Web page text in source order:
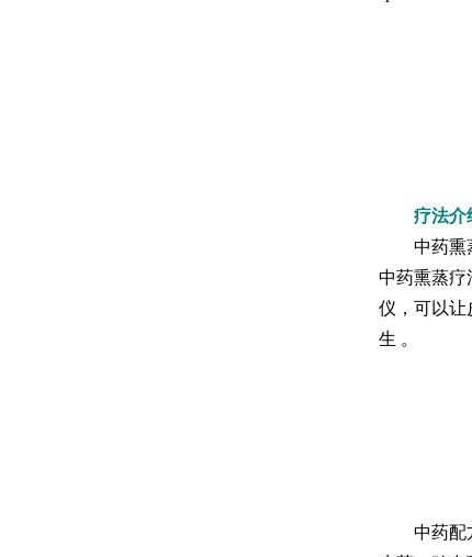
疗法介
中药熏蒸
中药熏蒸疗
仪，可以让
生 。
中药配方